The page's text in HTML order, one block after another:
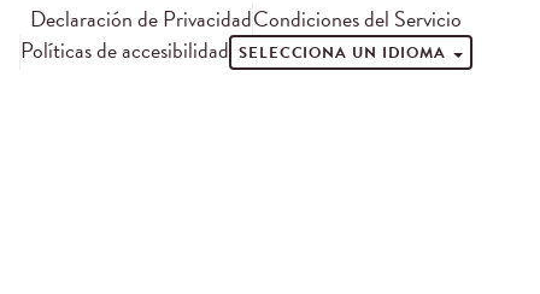
Declaración de PrivacidadCondiciones del Servicio
Políticas de accesibilidad SELECCIONA UN IDIOMA